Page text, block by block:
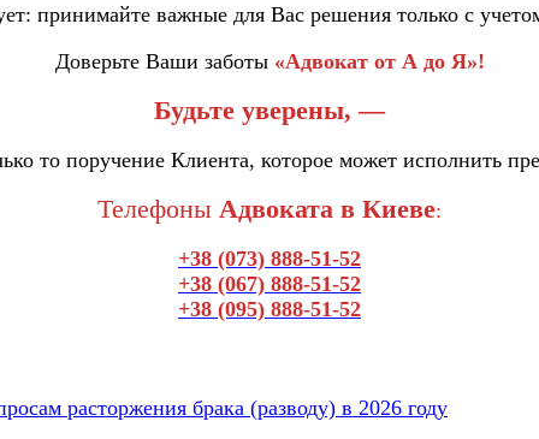
принимайте важные для Вас решения только с
Доверьте Ваши заботы «Адвокат от А до Я»!
Будьте уверены, —
то поручение Клиента, которое может исполнить
Телефоны Адвоката в Киеве:
+38 (073) 888-51-52
+38 (067) 888-51-52
+38 (095) 888-51-52
расторжения брака (разводу) в 2026 году